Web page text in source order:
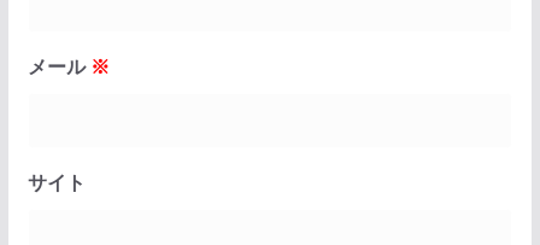
メール ※
サイト